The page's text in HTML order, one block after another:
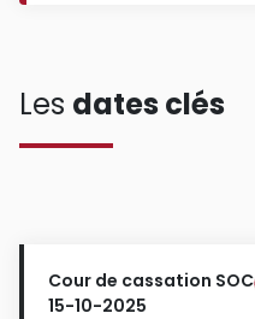
Les dates clés
Cour de cassation SOC
15-10-2025